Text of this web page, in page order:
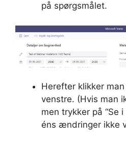
på spørgsmålet.
Herefter klikker
venstre. (Hvis man
men trykker på “Se
éns ændringer ikke